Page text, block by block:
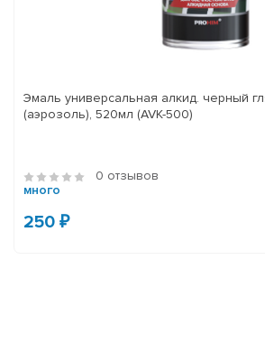
Эмаль универсальная алкид. черный
(аэрозоль), 520мл (AVK-500)
0 отзывов
много
250 ₽